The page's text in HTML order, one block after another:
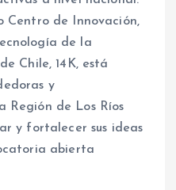
Centro de Innovación,
de la
Chile, 14K, está
y
Región de Los Ríos
y fortalecer sus ideas
abierta